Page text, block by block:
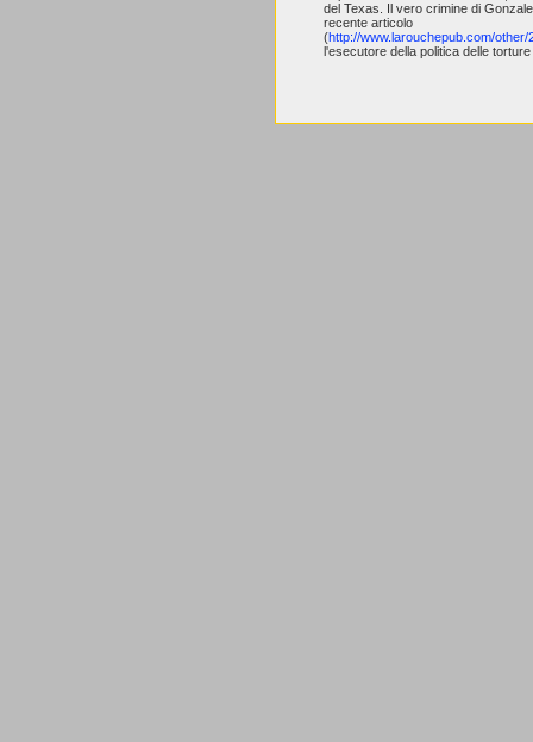
del Texas. Il vero crimine di
recente articolo
(http://www.larouchepub.com/
l'esecutore della politica delle